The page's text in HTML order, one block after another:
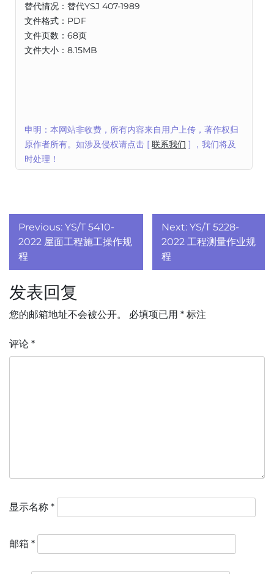
替代情况：替代YSJ 407-1989
文件格式：PDF
文件页数：68页
文件大小：8.15MB
申明：本网站非收费，所有内容来自用户上传，著作权归
原作者所有。如涉及侵权请点击 [ 联系我们 ] ，我们将及
时处理！
文
章
导
航
Previous: YS/T 5410-
2022 屋面工程施工操作规
程
Next: YS/T 5228-
2022 工程测量作业规
程
发表回复
您的邮箱地址不会被公开。 必填项已用 * 标注
评论 *
显示名称 *
邮箱 *